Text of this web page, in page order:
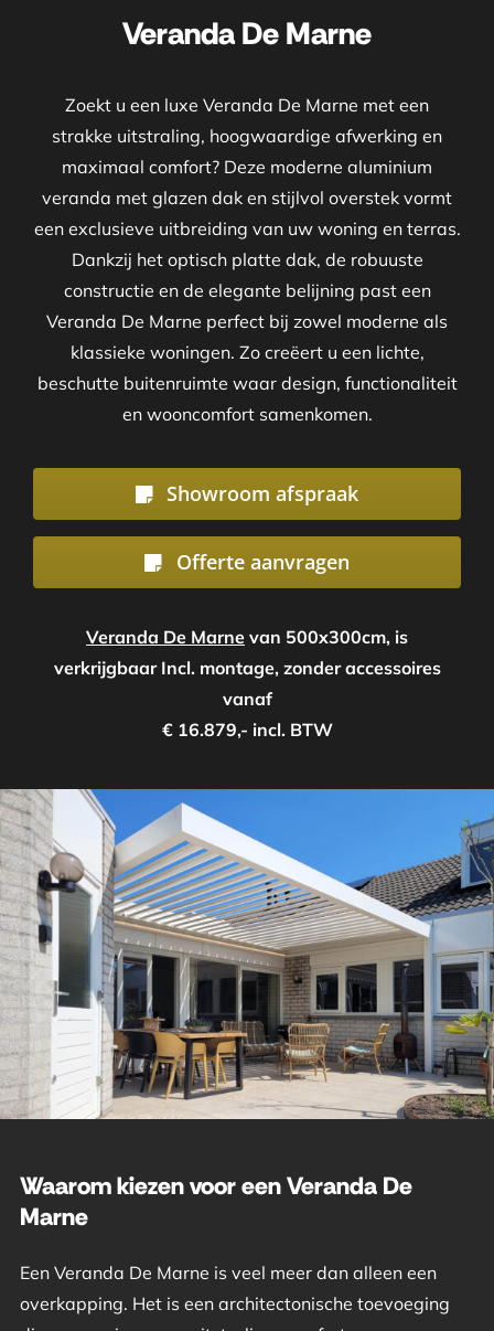
Veranda De Marne
Zoekt u een luxe Veranda De Marne met een
strakke uitstraling, hoogwaardige afwerking en
maximaal comfort? Deze moderne aluminium
veranda met glazen dak en stijlvol overstek vormt
een exclusieve uitbreiding van uw woning en terras.
Dankzij het optisch platte dak, de robuuste
constructie en de elegante belijning past een
Veranda De Marne perfect bij zowel moderne als
klassieke woningen. Zo creëert u een lichte,
beschutte buitenruimte waar design, functionaliteit
en wooncomfort samenkomen.
Showroom afspraak
Offerte aanvragen
Veranda De Marne van 500x300cm, is
verkrijgbaar Incl. montage, zonder accessoires
vanaf
€ 16.879,- incl. BTW
Waarom kiezen voor een Veranda De
Marne
Een Veranda De Marne is veel meer dan alleen een
overkapping. Het is een architectonische toevoeging